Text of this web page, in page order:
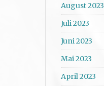
August 2023
Juli 2023
Juni 2023
Mai 2023
April 2023